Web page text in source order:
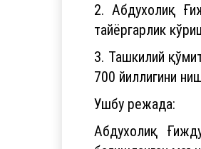
2. Абдухолиқ
тайёргарлик
3. Ташкилий
700 йиллигини
Ушбу режада:
Абдухолиқ